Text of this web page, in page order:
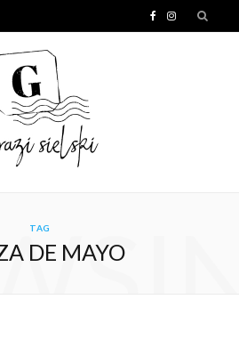
I
TAG
DE MAYO